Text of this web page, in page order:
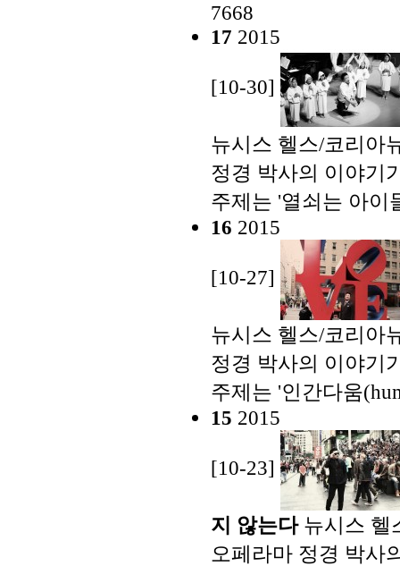
7668
17 2015
[10-30]
뉴시스 헬스/코리아
정경 박사의 이야기
주제는 '열쇠는 아
16 2015
[10-27]
뉴시스 헬스/코리아
정경 박사의 이야기
주제는 '인간다움
15 2015
[10-23]
지 않는다 뉴시스 헬
오페라마 정경 박사